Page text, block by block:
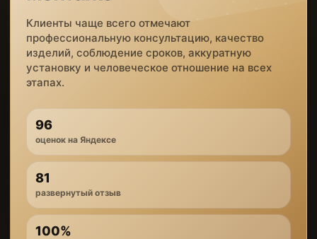
Клиенты чаще всего отмечают
профессиональную консультацию, качество
изделий, соблюдение сроков, аккуратную
установку и человеческое отношение на всех
этапах.
96
оценок на Яндексе
81
развернутый отзыв
100%